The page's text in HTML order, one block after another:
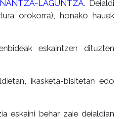
LAGUNTZA. Deialdi
orokorra), honako hauek
eskaintzen dituzten
ikasketa-bisitetan edo
eskaini behar zaie deialdian